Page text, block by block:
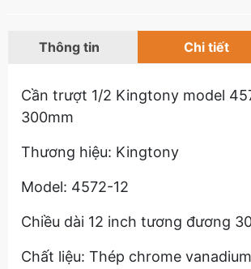
Thông tin Chi tiết
Cần trượt 1/2 Kingtony model
300mm
Thương hiệu: Kingtony
Model: 4572-12
Chiều dài 12 inch tương đương
Chất liệu: Thép chrome